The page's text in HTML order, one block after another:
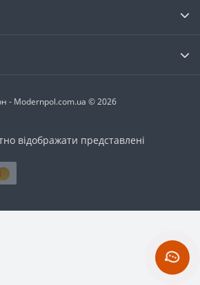
- Modernpol.com.ua © 2026
відображати представлені